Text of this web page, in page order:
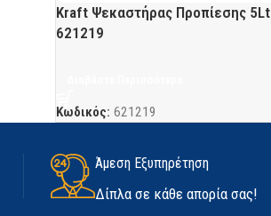
Kraft Ψεκαστήρας Προπίεσης 5Lt
621219
Κωδικός: 621219
Άμεση Εξυπηρέτηση
Δίπλα σε κάθε απορία σας!